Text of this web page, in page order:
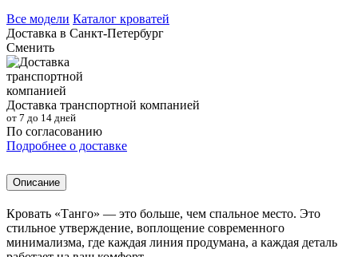
Все модели Каталог кроватей
Доставка в Санкт-Петербург
Сменить
Доставка транспортной компанией
от 7 до 14 дней
По согласованию
Подробнее о доставке
Описание
Кровать «Танго» — это больше, чем спальное место. Это
стильное утверждение, воплощение современного
минимализма, где каждая линия продумана, а каждая деталь